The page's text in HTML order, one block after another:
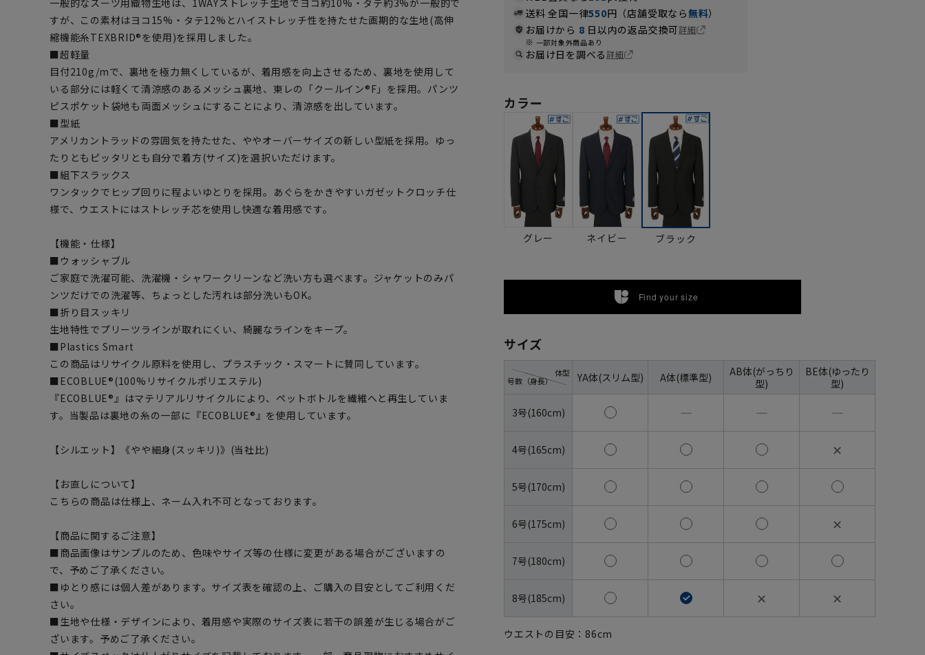
一般的なスーツ用織物生地は、1WAYストレッチ生地でヨコ約10%・タテ約3%が一般的で
すが、この素材はヨコ15%・タテ12%とハイストレッチ性を持たせた画期的な生地(高伸
縮機能糸TEXBRID®を使用)を採用しました。
■超軽量
目付210g/mで、裏地を極力無くしているが、着用感を向上させるため、裏地を使用して
いる部分には軽くて清涼感のあるメッシュ裏地、東レの「クールイン®F」を採用。パンツ
ピスポケット袋地も両面メッシュにすることにより、清涼感を出しています。
■型紙
アメリカントラッドの雰囲気を持たせた、ややオーバーサイズの新しい型紙を採用。ゆっ
たりともピッタリとも自分で着方(サイズ)を選択いただけます。
■組下スラックス
ワンタックでヒップ回りに程よいゆとりを採用。あぐらをかきやすいガゼットクロッチ仕
様で、ウエストにはストレッチ芯を使用し快適な着用感です。
【機能・仕様】
■ウォッシャブル
ご家庭で洗濯可能、洗濯機・シャワークリーンなど洗い方も選べます。ジャケットのみパ
ンツだけでの洗濯等、ちょっとした汚れは部分洗いもOK。
■折り目スッキリ
生地特性でプリーツラインが取れにくい、綺麗なラインをキープ。
■Plastics Smart
この商品はリサイクル原料を使用し、プラスチック・スマートに賛同しています。
■ECOBLUE®(100%リサイクルポリエステル)
『ECOBLUE®』はマテリアルリサイクルにより、ペットボトルを繊維へと再生していま
す。当製品は裏地の糸の一部に『ECOBLUE®』を使用しています。
【シルエット】《やや細身(スッキリ)》(当社比)
【お直しについて】
こちらの商品は仕様上、ネーム入れ不可となっております。
【商品に関するご注意】
■商品画像はサンプルのため、色味やサイズ等の仕様に変更がある場合がございますの
で、予めご了承ください。
■ゆとり感には個人差があります。サイズ表を確認の上、ご購入の目安としてご利用くだ
さい。
■生地や仕様・デザインにより、着用感や実際のサイズ表に若干の誤差が生じる場合がご
ざいます。予めご了承ください。
送料 全国一律550円（店舗受取なら無料）
お届けから 8 日以内の返品交換可詳細
一部対象外商品あり
お届け日を調べる詳細
カラー
グレー ネイビー ブラック
Find your size
サイズ
号数（身長）
体型 YA体(スリム型) A体(標準型)
AB体(がっちり
型)
BE体(ゆったり
型)
3号(160cm) ― ― ―
4号(165cm) ✕
5号(170cm)
6号(175cm) ✕
7号(180cm)
8号(185cm) ✕ ✕
ウエストの目安： 86cm